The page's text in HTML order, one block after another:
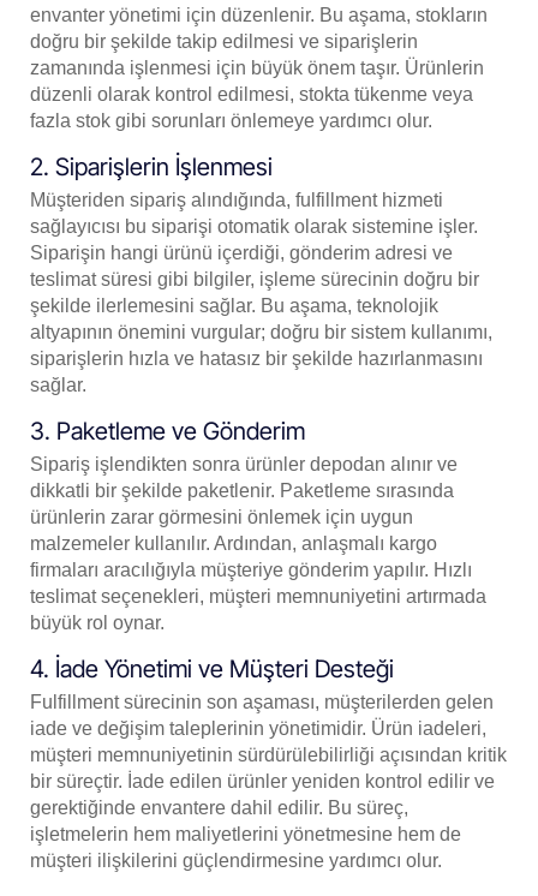
envanter yönetimi için düzenlenir. Bu aşama, stokların
doğru bir şekilde takip edilmesi ve siparişlerin
zamanında işlenmesi için büyük önem taşır. Ürünlerin
düzenli olarak kontrol edilmesi, stokta tükenme veya
fazla stok gibi sorunları önlemeye yardımcı olur.
2. Siparişlerin İşlenmesi
Müşteriden sipariş alındığında, fulfillment hizmeti
sağlayıcısı bu siparişi otomatik olarak sistemine işler.
Siparişin hangi ürünü içerdiği, gönderim adresi ve
teslimat süresi gibi bilgiler, işleme sürecinin doğru bir
şekilde ilerlemesini sağlar. Bu aşama, teknolojik
altyapının önemini vurgular; doğru bir sistem kullanımı,
siparişlerin hızla ve hatasız bir şekilde hazırlanmasını
sağlar.
3. Paketleme ve Gönderim
Sipariş işlendikten sonra ürünler depodan alınır ve
dikkatli bir şekilde paketlenir. Paketleme sırasında
ürünlerin zarar görmesini önlemek için uygun
malzemeler kullanılır. Ardından, anlaşmalı kargo
firmaları aracılığıyla müşteriye gönderim yapılır. Hızlı
teslimat seçenekleri, müşteri memnuniyetini artırmada
büyük rol oynar.
4. İade Yönetimi ve Müşteri Desteği
Fulfillment sürecinin son aşaması, müşterilerden gelen
iade ve değişim taleplerinin yönetimidir. Ürün iadeleri,
müşteri memnuniyetinin sürdürülebilirliği açısından kritik
bir süreçtir. İade edilen ürünler yeniden kontrol edilir ve
gerektiğinde envantere dahil edilir. Bu süreç,
işletmelerin hem maliyetlerini yönetmesine hem de
müşteri ilişkilerini güçlendirmesine yardımcı olur.